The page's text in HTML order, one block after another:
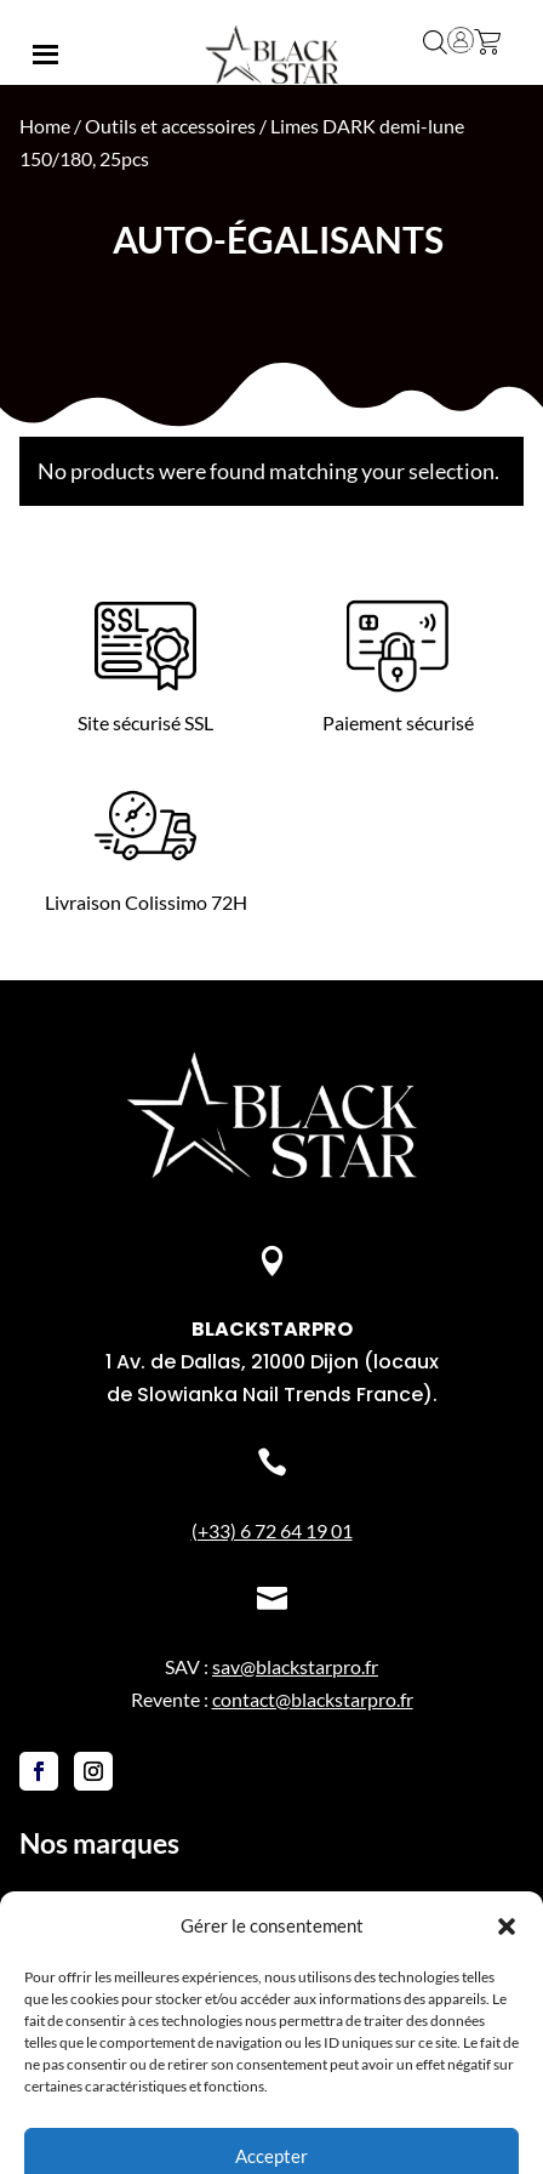
Gérer le consentement
Pour offrir les meilleures expériences, nous utilisons des technologies telles
que les cookies pour stocker et/ou accéder aux informations des appareils. Le
fait de consentir à ces technologies nous permettra de traiter des données
telles que le comportement de navigation ou les ID uniques sur ce site. Le fait de
ne pas consentir ou de retirer son consentement peut avoir un effet négatif sur
certaines caractéristiques et fonctions.
Accepter
Home /Outils et accessoires / Limes DARK demi-lune
150/180, 25pcs
AUTO-ÉGALISANTS
No products were found matching your selection.
Site sécurisé SSL Paiement sécurisé
Livraison Colissimo 72H

BLACKSTARPRO
1 Av. de Dallas, 21000 Dijon (locaux
de Slowianka Nail Trends France).

(+33) 6 72 64 19 01

SAV : sav@blackstarpro.fr
Revente : contact@blackstarpro.fr
Nos marques
Notre équipe
Contact
Conditions générales de vente